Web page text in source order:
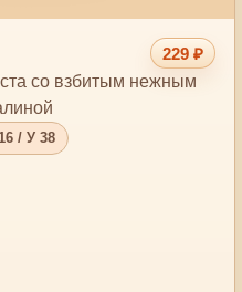
229 ₽
со взбитым нежным
/ У 38